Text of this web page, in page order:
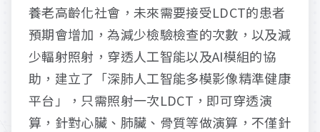
養老高齡化社會，未來需要接受LDCT的患者
預期會增加，為減少檢驗檢查的次數，以及減
少輻射照射，穿透人工智能以及AI模組的協
助，建立了「深肺人工智能多模影像精準健康
平台」，只需照射一次LDCT，即可穿透演
算，針對心臟、肺臟、骨質等做演算，不僅針